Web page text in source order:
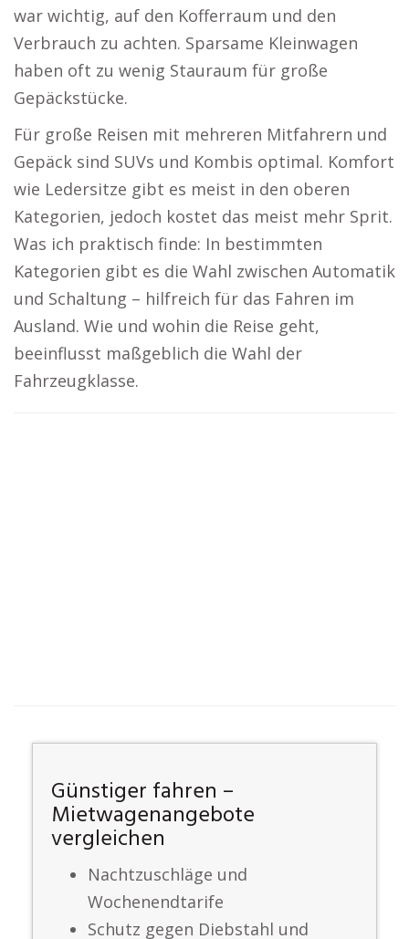
war wichtig, auf den Kofferraum und den
Verbrauch zu achten. Sparsame Kleinwagen
haben oft zu wenig Stauraum für große
Gepäckstücke.
Für große Reisen mit mehreren Mitfahrern und
Gepäck sind SUVs und Kombis optimal. Komfort
wie Ledersitze gibt es meist in den oberen
Kategorien, jedoch kostet das meist mehr Sprit.
Was ich praktisch finde: In bestimmten
Kategorien gibt es die Wahl zwischen Automatik
und Schaltung – hilfreich für das Fahren im
Ausland. Wie und wohin die Reise geht,
beeinflusst maßgeblich die Wahl der
Fahrzeugklasse.
Günstiger fahren –
Mietwagenangebote
vergleichen
Nachtzuschläge und
Wochenendtarife
Schutz gegen Diebstahl und